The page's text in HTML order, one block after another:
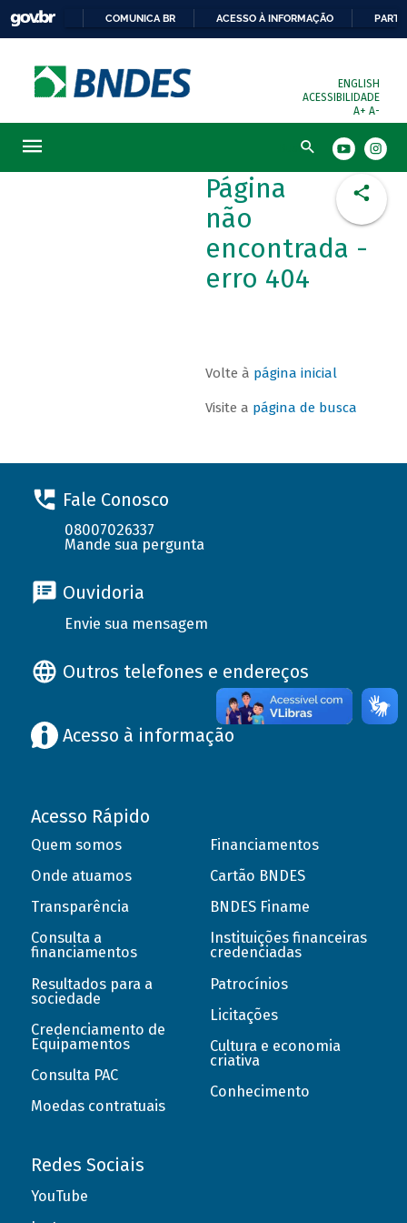
COMUNICA BR ACESSO À INFORMAÇÃO
ENGLISH
ACESSIBILIDADE
A+ A-
Busca
Página
não
encontrada -
erro 404
Volte à página inicial
Visite a página de busca
Fale Conosco
08007026337
Mande sua pergunta
Ouvidoria
Envie sua mensagem
Outros telefones e endereços
Acesso à informação
Acesso Rápido
Quem somos
Onde atuamos
Transparência
Consulta a
financiamentos
Resultados para a
sociedade
Credenciamento de
Equipamentos
Consulta PAC
Moedas contratuais
Financiamentos
Cartão BNDES
BNDES Finame
Instituições financeiras
credenciadas
Patrocínios
Licitações
Cultura e economia
criativa
Conhecimento
Redes Sociais
YouTube